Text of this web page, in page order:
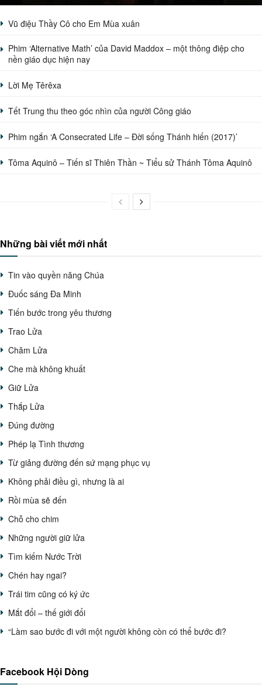
Vũ điệu Thầy Cô cho Em Mùa xuân
Phim ‘Alternative Math’ của David Maddox – một thông điệp cho
nền giáo dục hiện nay
Lời Mẹ Têrêxa
Tết Trung thu theo góc nhìn của người Công giáo
Phim ngắn ‘A Consecrated Life – Đời sống Thánh hiến (2017)’
Tôma Aquinô – Tiến sĩ Thiên Thần ~ Tiểu sử Thánh Tôma Aquinô
Những bài viết mới nhất
Tin vào quyền năng Chúa
Đuốc sáng Đa Minh
Tiến bước trong yêu thương
Trao Lửa
Chăm Lửa
Che mà không khuất
Giữ Lửa
Thắp Lửa
Đúng đường
Phép lạ Tình thương
Từ giảng đường đến sứ mạng phục vụ
Không phải điều gì, nhưng là ai
Rồi mùa sẽ đến
Chỗ cho chim
Những người giữ lửa
Tìm kiếm Nước Trời
Chén hay ngai?
Trái tim cũng có ký ức
Mắt đổi – thế giới đổi
“Làm sao bước đi với một người không còn có thể bước đi?
Facebook Hội Dòng